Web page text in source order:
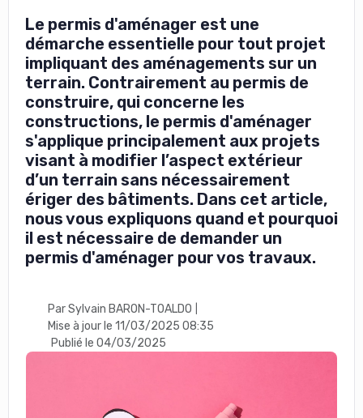
Le permis d'aménager est une
démarche essentielle pour tout projet
impliquant des aménagements sur un
terrain. Contrairement au permis de
construire, qui concerne les
constructions, le permis d'aménager
s'applique principalement aux projets
visant à modifier l’aspect extérieur
d’un terrain sans nécessairement
ériger des bâtiments. Dans cet article,
nous vous expliquons quand et pourquoi
il est nécessaire de demander un
permis d'aménager pour vos travaux.
Par Sylvain BARON-TOALDO
Mise à jour le 11/03/2025 08:35
Publié le 04/03/2025